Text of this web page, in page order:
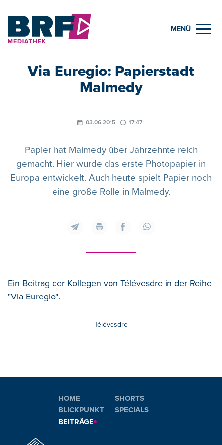
MENÜ
Via Euregio: Papierstadt
Malmedy
03.06.2015 17:47
Papier hat Malmedy über Jahrzehnte reich
gemacht. Hier wurde das erste Photopapier in
Europa entwickelt. Auch heute spielt Papier noch
eine große Rolle in Malmedy.
Ein Beitrag der Kollegen von Télévesdre in der Reihe
"Via Euregio".
Télévesdre
HOME
BLICKPUNKT
BEITRÄGE
SHORTS
SPECIALS